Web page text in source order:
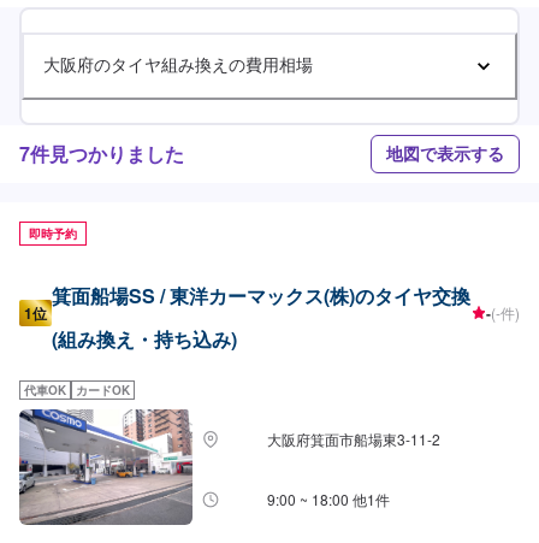
大阪府のタイヤ組み換えの費用相場
7件見つかりました 地図で表示する
即時予約
1位
箕面船場SS / 東洋カーマックス(株)のタイヤ交換
(組み換え・持ち込み)
-(-件)
代車OK カードOK
大阪府箕面市船場東3-11-2
9:00 ~ 18:00 他1件